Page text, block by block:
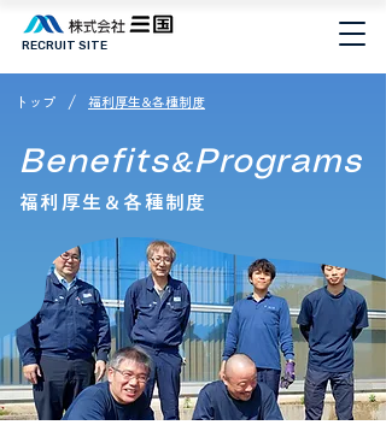
RECRUIT SITE
トップ / 福利厚生&各種制度
Benefits&Programs
福利厚生＆各種制度